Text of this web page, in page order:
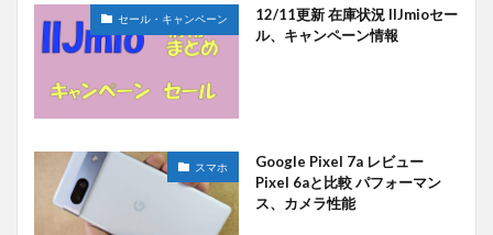
セール・キャンペーン
12/11更新 在庫状況 IIJmioセー
ル、キャンペーン情報
スマホ
Google Pixel 7a レビュー
Pixel 6aと比較 パフォーマン
ス、カメラ性能